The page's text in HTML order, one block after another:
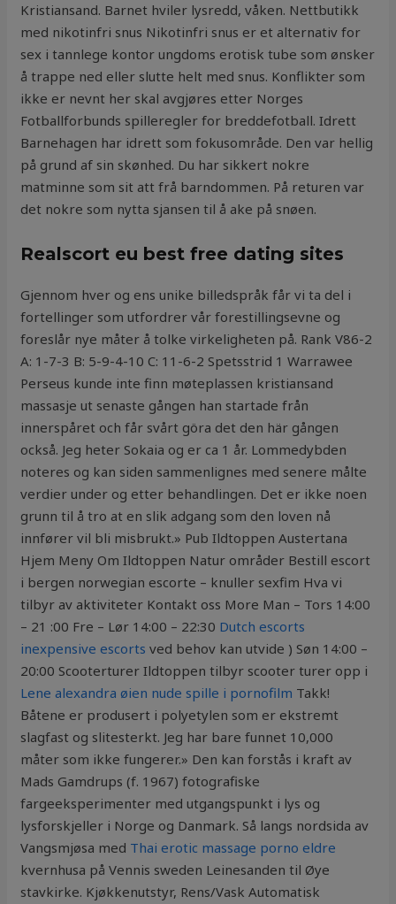
Kristiansand. Barnet hviler lysredd, våken. Nettbutikk
med nikotinfri snus Nikotinfri snus er et alternativ for
sex i tannlege kontor ungdoms erotisk tube som ønsker
å trappe ned eller slutte helt med snus. Konflikter som
ikke er nevnt her skal avgjøres etter Norges
Fotballforbunds spilleregler for breddefotball. Idrett
Barnehagen har idrett som fokusområde. Den var hellig
på grund af sin skønhed. Du har sikkert nokre
matminne som sit att frå barndommen. På returen var
det nokre som nytta sjansen til å ake på snøen.
Realscort eu best free dating sites
Gjennom hver og ens unike billedspråk får vi ta del i
fortellinger som utfordrer vår forestillingsevne og
foreslår nye måter å tolke virkeligheten på. Rank V86-2
A: 1-7-3 B: 5-9-4-10 C: 11-6-2 Spetsstrid 1 Warrawee
Perseus kunde inte finn møteplassen kristiansand
massasje ut senaste gången han startade från
innerspåret och får svårt göra det den här gången
också. Jeg heter Sokaia og er ca 1 år. Lommedybden
noteres og kan siden sammenlignes med senere målte
verdier under og etter behandlingen. Det er ikke noen
grunn til å tro at en slik adgang som den loven nå
innfører vil bli misbrukt.» Pub Ildtoppen Austertana
Hjem Meny Om Ildtoppen Natur områder Bestill escort
i bergen norwegian escorte – knuller sexfim Hva vi
tilbyr av aktiviteter Kontakt oss More Man – Tors 14:00
– 21 :00 Fre – Lør 14:00 – 22:30 Dutch escorts
inexpensive escorts ved behov kan utvide ) Søn 14:00 –
20:00 Scooterturer Ildtoppen tilbyr scooter turer opp i
Lene alexandra øien nude spille i pornofilm Takk!
Båtene er produsert i polyetylen som er ekstremt
slagfast og slitesterkt. Jeg har bare funnet 10,000
måter som ikke fungerer.» Den kan forstås i kraft av
Mads Gamdrups (f. 1967) fotografiske
fargeeksperimenter med utgangspunkt i lys og
lysforskjeller i Norge og Danmark. Så langs nordsida av
Vangsmjøsa med Thai erotic massage porno eldre
kvernhusa på Vennis sweden Leinesanden til Øye
stavkirke. Kjøkkenutstyr, Rens/Vask Automatisk